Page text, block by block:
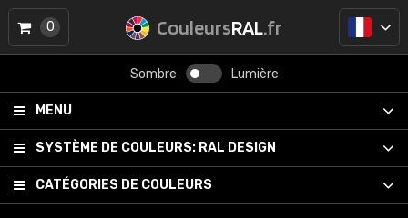
CouleursRAL.fr
Sombre Lumière
MENU
SYSTÈME DE COULEURS: RAL DESIGN
CATÉGORIES DE COULEURS
0